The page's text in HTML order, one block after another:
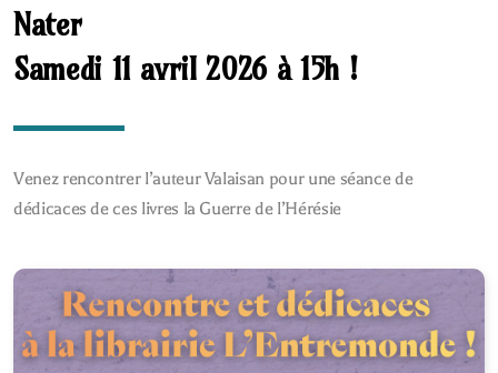
Nater
Samedi 11 avril 2026 à 15h !
Venez rencontrer l’auteur Valaisan pour une séance de
dédicaces de ces livres la Guerre de l’Hérésie